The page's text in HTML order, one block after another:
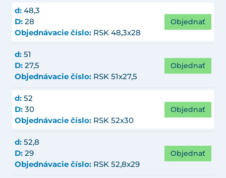
d: 48,3
D: 28
Objednávacie číslo: RSK 48,3x28
Objednať
d: 51
D: 27,5
Objednávacie číslo: RSK 51x27,5
Objednať
d: 52
D: 30
Objednávacie číslo: RSK 52x30
Objednať
d: 52,8
D: 29
Objednávacie číslo: RSK 52,8x29
Objednať